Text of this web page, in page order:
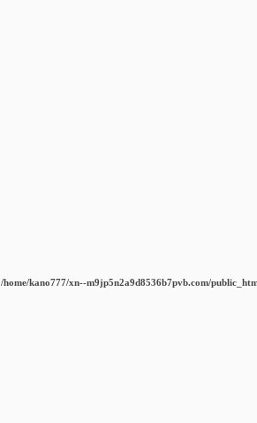
/home/kano777/xn--m9jp5n2a9d8536b7pvb.com/